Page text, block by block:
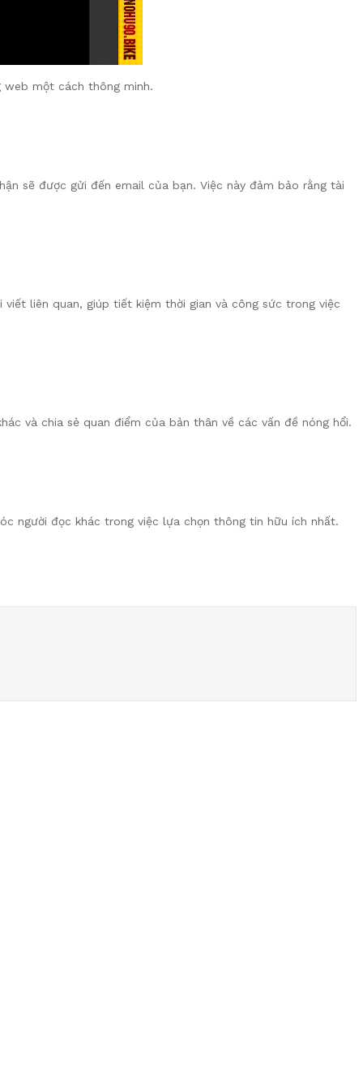
một cách thông minh.
sẽ được gửi đến email của bạn. Việc này đảm bảo rằng tài
liên quan, giúp tiết kiệm thời gian và công sức trong việc
và chia sẻ quan điểm của bản thân về các vấn đề nóng hổi.
người đọc khác trong việc lựa chọn thông tin hữu ích nhất.